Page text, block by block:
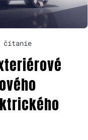
čítanie